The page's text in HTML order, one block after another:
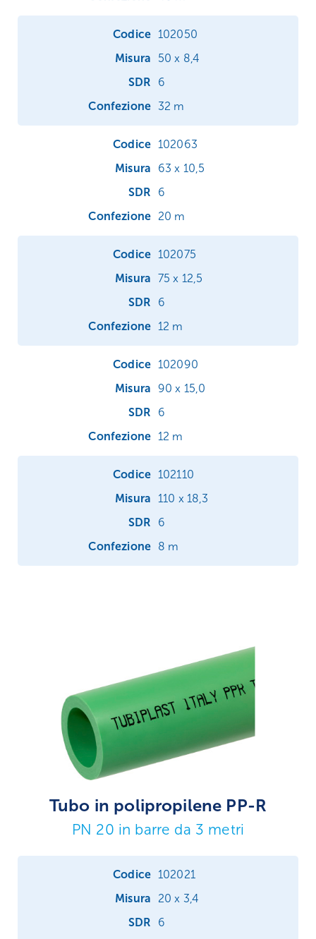
102050
50 x 8,4
6
32 m
102063
63 x 10,5
6
20 m
102075
75 x 12,5
6
12 m
102090
90 x 15,0
6
12 m
102110
110 x 18,3
6
8 m
Tubo in polipropilene PP-R
PN 20 in barre da 3 metri
102021
20 x 3,4
6